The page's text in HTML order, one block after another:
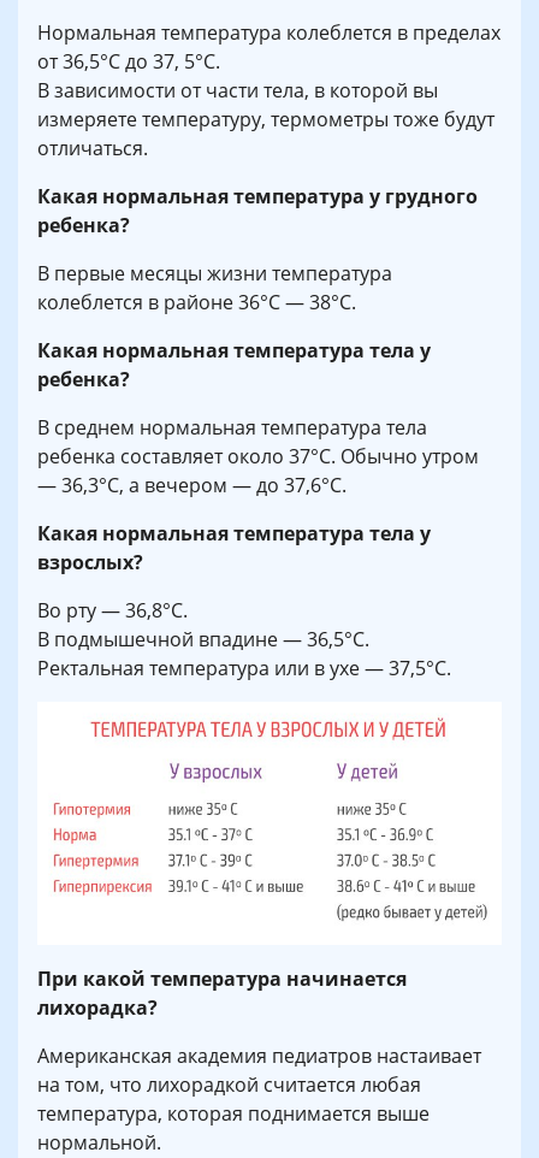
Нормальная температура колеблется в пределах
от 36,5°С до 37, 5°С.
В зависимости от части тела, в которой вы
измеряете температуру, термометры тоже будут
отличаться.
Какая нормальная температура у грудного
ребенка?
В первые месяцы жизни температура
колеблется в районе 36°С — 38°С.
Какая нормальная температура тела у
ребенка?
В среднем нормальная температура тела
ребенка составляет около 37°С. Обычно утром
— 36,3°С, а вечером — до 37,6°С.
Какая нормальная температура тела у
взрослых?
Во рту — 36,8°С.
В подмышечной впадине — 36,5°С.
Ректальная температура или в ухе — 37,5°С.
При какой температура начинается
лихорадка?
Американская академия педиатров настаивает
на том, что лихорадкой считается любая
температура, которая поднимается выше
нормальной.